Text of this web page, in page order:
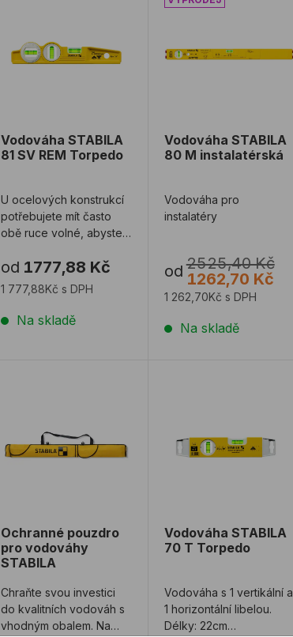
Vodováha STABILA
81 SV REM Torpedo
U ocelových konstrukcí
potřebujete mít často
obě ruce volné, abyste s
proto je ...
od 1777,88 Kč
1 777,88Kč s DPH
Na skladě
Vodováha STABILA
80 M instalatérská
Vodováha pro
instalatéry
od2525,40 Kč
1262,70 Kč
1 262,70Kč s DPH
Na skladě
Ochranné pouzdro
pro vodováhy
STABILA
Chraňte svou investici
do kvalitních vodováh s
vhodným obalem. Na
Vodováha STABILA
70 T Torpedo
Vodováha s 1 vertikální a
1 horizontální libelou.
Délky: 22cm